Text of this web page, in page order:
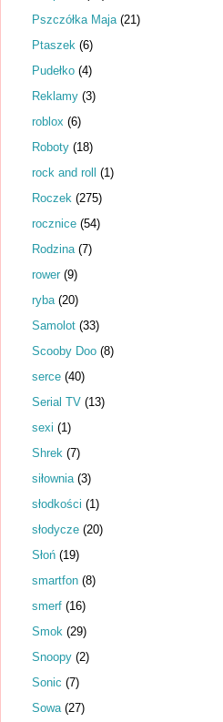
Pszczółka Maja (21)
Ptaszek (6)
Pudełko (4)
Reklamy (3)
roblox (6)
Roboty (18)
rock and roll (1)
Roczek (275)
rocznice (54)
Rodzina (7)
rower (9)
ryba (20)
Samolot (33)
Scooby Doo (8)
serce (40)
Serial TV (13)
sexi (1)
Shrek (7)
siłownia (3)
słodkości (1)
słodycze (20)
Słoń (19)
smartfon (8)
smerf (16)
Smok (29)
Snoopy (2)
Sonic (7)
Sowa (27)